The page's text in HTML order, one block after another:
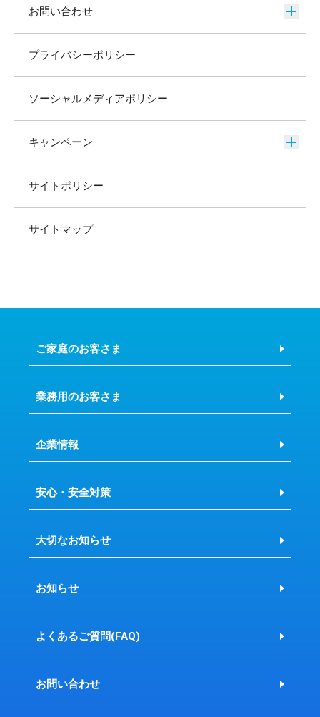
お問い合わせ
プライバシーポリシー
ソーシャルメディアポリシー
キャンペーン
サイトポリシー
サイトマップ
ご家庭のお客さま
業務用のお客さま
企業情報
安心・安全対策
大切なお知らせ
お知らせ
よくあるご質問(FAQ)
お問い合わせ